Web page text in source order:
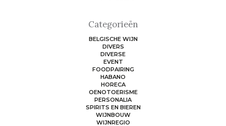
Categorieën
BELGISCHE WIJN
DIVERS
DIVERSE
EVENT
FOODPAIRING
HABANO
HORECA
OENOTOERISME
PERSONALIA
SPIRITS EN BIEREN
WIJNBOUW
WIJNREGIO